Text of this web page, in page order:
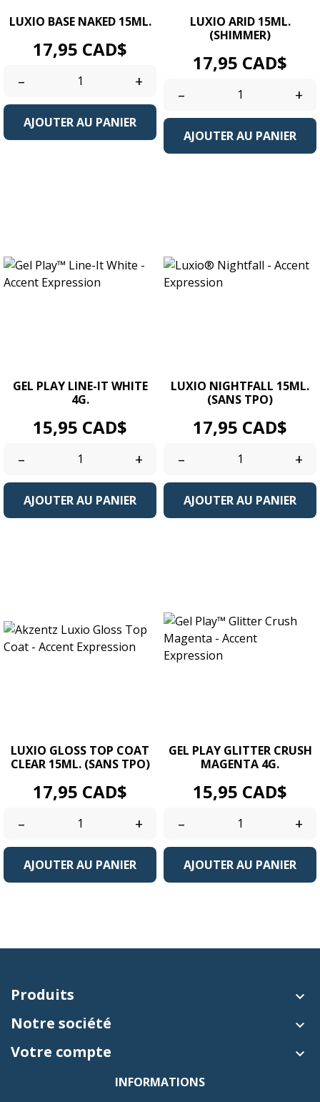
LUXIO BASE NAKED 15ML.
Prix
17,95 CAD$
– +
AJOUTER AU PANIER
LUXIO ARID 15ML.
(SHIMMER)
Prix
17,95 CAD$
– +
AJOUTER AU PANIER
GEL PLAY LINE-IT WHITE
4G.
Prix
15,95 CAD$
– +
AJOUTER AU PANIER
LUXIO NIGHTFALL 15ML.
(SANS TPO)
Prix
17,95 CAD$
– +
AJOUTER AU PANIER
LUXIO GLOSS TOP COAT
CLEAR 15ML. (SANS TPO)
Prix
17,95 CAD$
– +
AJOUTER AU PANIER
GEL PLAY GLITTER CRUSH
MAGENTA 4G.
Prix
15,95 CAD$
– +
AJOUTER AU PANIER
Produits 
Notre société 
Votre compte 
INFORMATIONS